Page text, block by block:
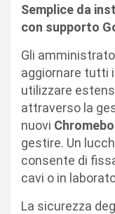
Semplice da
con supporto
Gli
aggiornare tutti
utilizzare
attraverso la
nuovi
gestire. Un
consente di
cavi o in
La sicurezza